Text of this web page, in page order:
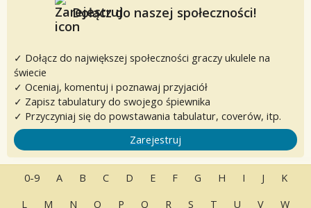
Dołącz do naszej społeczności!
✓ Dołącz do największej społeczności graczy ukulele na
świecie
✓ Oceniaj, komentuj i poznawaj przyjaciół
✓ Zapisz tabulatury do swojego śpiewnika
✓ Przyczyniaj się do powstawania tabulatur, coverów, itp.
Zarejestruj
0-9 A B C D E F G H I J
K
L
M N O P Q R S T U V W